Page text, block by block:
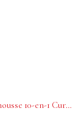
Crème-en-mousse 10-en-1 Curl Expression 250ml L’ORÉAL PROFESSIONNEL